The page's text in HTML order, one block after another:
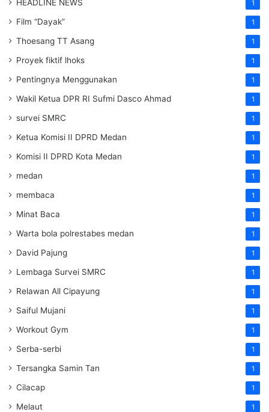
HEADLINE NEWS 1
Film “Dayak” 1
Thoesang TT Asang 1
Proyek fiktif lhoks 1
Pentingnya Menggunakan 1
Wakil Ketua DPR RI Sufmi Dasco Ahmad 1
survei SMRC 1
Ketua Komisi II DPRD Medan 1
Komisi II DPRD Kota Medan 1
medan 1
membaca 1
Minat Baca 1
Warta bola polrestabes medan 1
David Pajung 1
Lembaga Survei SMRC 1
Relawan All Cipayung 1
Saiful Mujani 1
Workout Gym 1
Serba-serbi 1
Tersangka Samin Tan 1
Cilacap 1
Melaut 1